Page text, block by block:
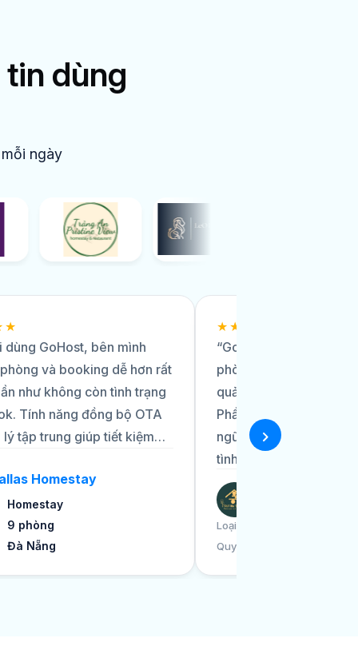
dùng
ngày
dùng GoHost, bên mình
và booking dễ hơn rất
như không còn tình trạng
Tính năng đồng bộ OTA
lý tập trung giúp tiết kiệm
diện dễ dùng, đội ngũ
hồi nhanh, trải nghiệm
ổn.”
Homestay
Homestay
9 phòng
Đà Nẵng
★★★★★
“GoHost đã giúp tôi
phòng trên các kênh
quả, thông tin đồng bộ
Phần mềm nhanh và
ngũ support chuyên
tình.”
Loại hình
Quy mô